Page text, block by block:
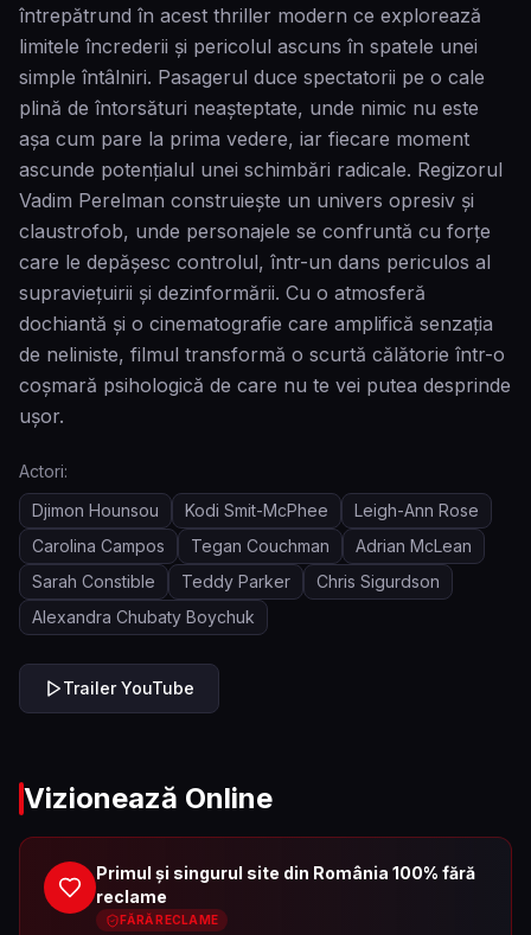
întrepătrund în acest thriller modern ce explorează
limitele încrederii și pericolul ascuns în spatele unei
simple întâlniri. Pasagerul duce spectatorii pe o cale
plină de întorsături neașteptate, unde nimic nu este
așa cum pare la prima vedere, iar fiecare moment
ascunde potențialul unei schimbări radicale. Regizorul
Vadim Perelman construiește un univers opresiv și
claustrofob, unde personajele se confruntă cu forțe
care le depășesc controlul, într-un dans periculos al
supraviețuirii și dezinformării. Cu o atmosferă
dochiantă și o cinematografie care amplifică senzația
de neliniste, filmul transformă o scurtă călătorie într-o
coșmară psihologică de care nu te vei putea desprinde
ușor.
Actori:
Djimon Hounsou
Kodi Smit-McPhee
Leigh-Ann Rose
Carolina Campos
Tegan Couchman
Adrian McLean
Sarah Constible
Teddy Parker
Chris Sigurdson
Alexandra Chubaty Boychuk
Trailer YouTube
Vizionează Online
Primul și singurul site din România 100% fără
reclame
FĂRĂ RECLAME